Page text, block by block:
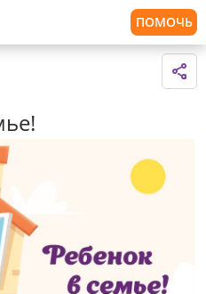
ПОМОЧЬ